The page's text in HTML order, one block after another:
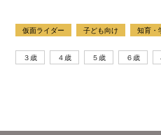
仮面ライダー 子ども向け 知育・
３歳 ４歳 ５歳 ６歳